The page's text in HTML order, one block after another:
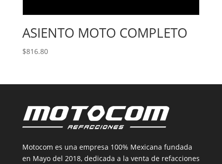
ASIENTO MOTO COMPLETO
$816.80
Motocom es una empresa 100% Mexicana fundada
en Mayo del 2018, dedicada a la venta de refacciones